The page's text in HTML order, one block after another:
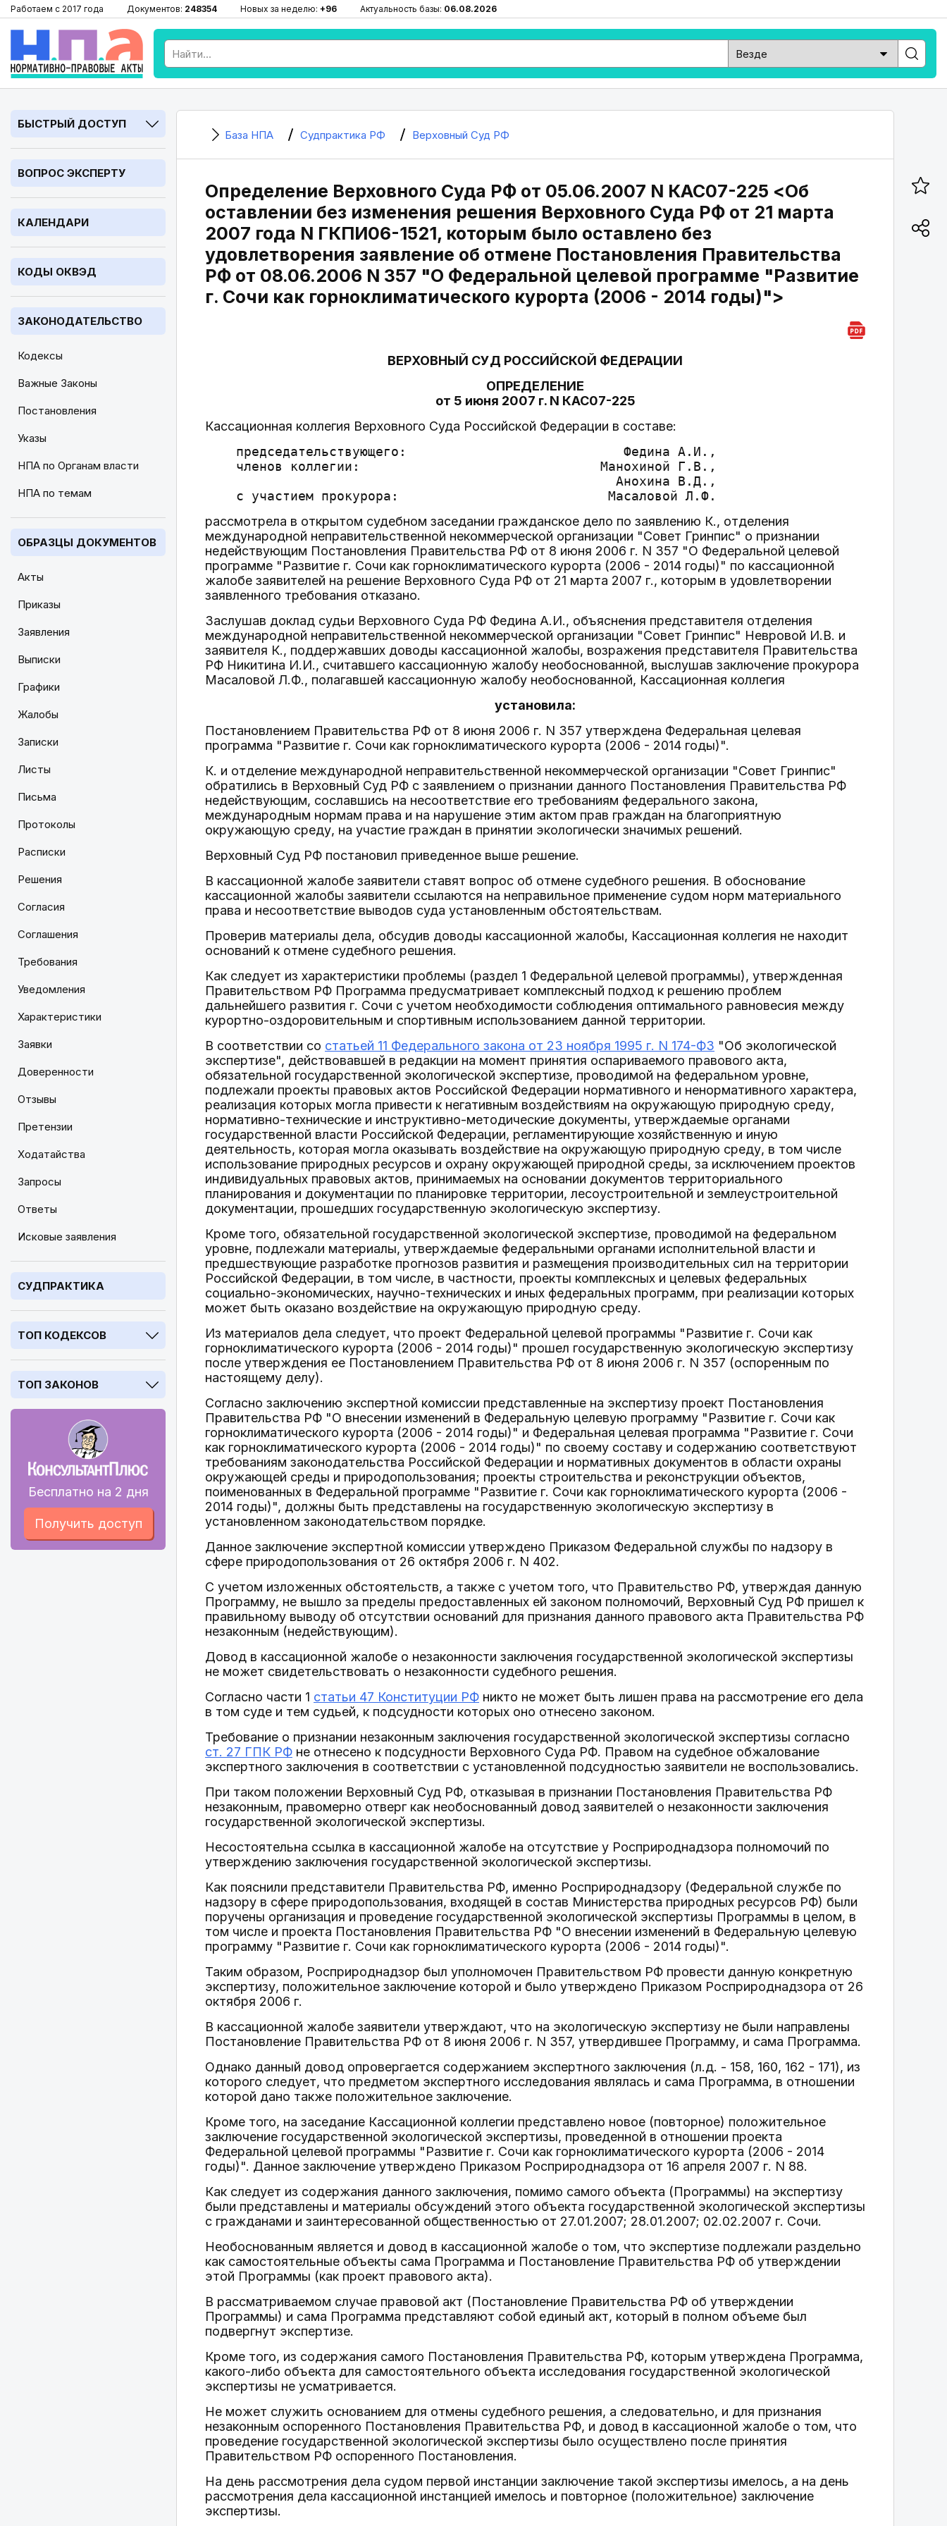
Работаем с 2017 года Документов: 248354 Новых за неделю: +96 Актуальность базы: 06.08.2026
БЫСТРЫЙ ДОСТУП
ВОПРОС ЭКСПЕРТУ
КАЛЕНДАРИ
КОДЫ ОКВЭД
ЗАКОНОДАТЕЛЬСТВО
Кодексы
Важные Законы
Постановления
Указы
НПА по Органам власти
НПА по темам
ОБРАЗЦЫ ДОКУМЕНТОВ
Акты
Приказы
Заявления
Выписки
Графики
Жалобы
Записки
Листы
Письма
Протоколы
Расписки
Решения
Согласия
Соглашения
Требования
Уведомления
Характеристики
Заявки
Доверенности
Отзывы
Претензии
Ходатайства
Запросы
Ответы
Исковые заявления
СУДПРАКТИКА
ТОП КОДЕКСОВ
ТОП ЗАКОНОВ
Бесплатно на 2 дня
Получить доступ
База НПА Судпрактика РФ Верховный Суд РФ
Определение Верховного Суда РФ от 05.06.2007 N КАС07-225 <Об
оставлении без изменения решения Верховного Суда РФ от 21 марта
2007 года N ГКПИ06-1521, которым было оставлено без
удовлетворения заявление об отмене Постановления Правительства
РФ от 08.06.2006 N 357 "О Федеральной целевой программе "Развитие
г. Сочи как горноклиматического курорта (2006 - 2014 годы)">
ВЕРХОВНЫЙ СУД РОССИЙСКОЙ ФЕДЕРАЦИИ
ОПРЕДЕЛЕНИЕ
от 5 июня 2007 г. N КАС07-225
Кассационная коллегия Верховного Суда Российской Федерации в составе:
    председательствующего:                            Федина А.И.,
    членов коллегии:                               Манохиной Г.В.,
                                                     Анохина В.Д.,
рассмотрела в открытом судебном заседании гражданское дело по заявлению К., отделения
международной неправительственной некоммерческой организации "Совет Гринпис" о признании
недействующим Постановления Правительства РФ от 8 июня 2006 г. N 357 "О Федеральной целевой
программе "Развитие г. Сочи как горноклиматического курорта (2006 - 2014 годы)" по кассационной
жалобе заявителей на решение Верховного Суда РФ от 21 марта 2007 г., которым в удовлетворении
заявленного требования отказано.
Заслушав доклад судьи Верховного Суда РФ Федина А.И., объяснения представителя отделения
международной неправительственной некоммерческой организации "Совет Гринпис" Невровой И.В. и
заявителя К., поддержавших доводы кассационной жалобы, возражения представителя Правительства
РФ Никитина И.И., считавшего кассационную жалобу необоснованной, выслушав заключение прокурора
Масаловой Л.Ф., полагавшей кассационную жалобу необоснованной, Кассационная коллегия
установила:
Постановлением Правительства РФ от 8 июня 2006 г. N 357 утверждена Федеральная целевая
программа "Развитие г. Сочи как горноклиматического курорта (2006 - 2014 годы)".
К. и отделение международной неправительственной некоммерческой организации "Совет Гринпис"
обратились в Верховный Суд РФ с заявлением о признании данного Постановления Правительства РФ
недействующим, сославшись на несоответствие его требованиям федерального закона,
международным нормам права и на нарушение этим актом прав граждан на благоприятную
окружающую среду, на участие граждан в принятии экологически значимых решений.
Верховный Суд РФ постановил приведенное выше решение.
В кассационной жалобе заявители ставят вопрос об отмене судебного решения. В обоснование
кассационной жалобы заявители ссылаются на неправильное применение судом норм материального
права и несоответствие выводов суда установленным обстоятельствам.
Проверив материалы дела, обсудив доводы кассационной жалобы, Кассационная коллегия не находит
оснований к отмене судебного решения.
Как следует из характеристики проблемы (раздел 1 Федеральной целевой программы), утвержденная
Правительством РФ Программа предусматривает комплексный подход к решению проблем
дальнейшего развития г. Сочи с учетом необходимости соблюдения оптимального равновесия между
курортно-оздоровительным и спортивным использованием данной территории.
В соответствии со статьей 11 Федерального закона от 23 ноября 1995 г. N 174-ФЗ "Об экологической
экспертизе", действовавшей в редакции на момент принятия оспариваемого правового акта,
обязательной государственной экологической экспертизе, проводимой на федеральном уровне,
подлежали проекты правовых актов Российской Федерации нормативного и ненормативного характера,
реализация которых могла привести к негативным воздействиям на окружающую природную среду,
нормативно-технические и инструктивно-методические документы, утверждаемые органами
государственной власти Российской Федерации, регламентирующие хозяйственную и иную
деятельность, которая могла оказывать воздействие на окружающую природную среду, в том числе
использование природных ресурсов и охрану окружающей природной среды, за исключением проектов
индивидуальных правовых актов, принимаемых на основании документов территориального
планирования и документации по планировке территории, лесоустроительной и землеустроительной
документации, прошедших государственную экологическую экспертизу.
Кроме того, обязательной государственной экологической экспертизе, проводимой на федеральном
уровне, подлежали материалы, утверждаемые федеральными органами исполнительной власти и
предшествующие разработке прогнозов развития и размещения производительных сил на территории
Российской Федерации, в том числе, в частности, проекты комплексных и целевых федеральных
социально-экономических, научно-технических и иных федеральных программ, при реализации которых
может быть оказано воздействие на окружающую природную среду.
Из материалов дела следует, что проект Федеральной целевой программы "Развитие г. Сочи как
горноклиматического курорта (2006 - 2014 годы)" прошел государственную экологическую экспертизу
после утверждения ее Постановлением Правительства РФ от 8 июня 2006 г. N 357 (оспоренным по
настоящему делу).
Согласно заключению экспертной комиссии представленные на экспертизу проект Постановления
Правительства РФ "О внесении изменений в Федеральную целевую программу "Развитие г. Сочи как
горноклиматического курорта (2006 - 2014 годы)" и Федеральная целевая программа "Развитие г. Сочи
как горноклиматического курорта (2006 - 2014 годы)" по своему составу и содержанию соответствуют
требованиям законодательства Российской Федерации и нормативных документов в области охраны
окружающей среды и природопользования; проекты строительства и реконструкции объектов,
поименованных в Федеральной программе "Развитие г. Сочи как горноклиматического курорта (2006 -
2014 годы)", должны быть представлены на государственную экологическую экспертизу в
установленном законодательством порядке.
Данное заключение экспертной комиссии утверждено Приказом Федеральной службы по надзору в
сфере природопользования от 26 октября 2006 г. N 402.
С учетом изложенных обстоятельств, а также с учетом того, что Правительство РФ, утверждая данную
Программу, не вышло за пределы предоставленных ей законом полномочий, Верховный Суд РФ пришел к
правильному выводу об отсутствии оснований для признания данного правового акта Правительства РФ
незаконным (недействующим).
Довод в кассационной жалобе о незаконности заключения государственной экологической экспертизы
не может свидетельствовать о незаконности судебного решения.
Согласно части 1 статьи 47 Конституции РФ никто не может быть лишен права на рассмотрение его дела
в том суде и тем судьей, к подсудности которых оно отнесено законом.
Требование о признании незаконным заключения государственной экологической экспертизы согласно
ст. 27 ГПК РФ не отнесено к подсудности Верховного Суда РФ. Правом на судебное обжалование
экспертного заключения в соответствии с установленной подсудностью заявители не воспользовались.
При таком положении Верховный Суд РФ, отказывая в признании Постановления Правительства РФ
незаконным, правомерно отверг как необоснованный довод заявителей о незаконности заключения
государственной экологической экспертизы.
Несостоятельна ссылка в кассационной жалобе на отсутствие у Росприроднадзора полномочий по
утверждению заключения государственной экологической экспертизы.
Как пояснили представители Правительства РФ, именно Росприроднадзору (Федеральной службе по
надзору в сфере природопользования, входящей в состав Министерства природных ресурсов РФ) были
поручены организация и проведение государственной экологической экспертизы Программы в целом, в
том числе и проекта Постановления Правительства РФ "О внесении изменений в Федеральную целевую
программу "Развитие г. Сочи как горноклиматического курорта (2006 - 2014 годы)".
Таким образом, Росприроднадзор был уполномочен Правительством РФ провести данную конкретную
экспертизу, положительное заключение которой и было утверждено Приказом Росприроднадзора от 26
октября 2006 г.
В кассационной жалобе заявители утверждают, что на экологическую экспертизу не были направлены
Постановление Правительства РФ от 8 июня 2006 г. N 357, утвердившее Программу, и сама Программа.
Однако данный довод опровергается содержанием экспертного заключения (л.д. - 158, 160, 162 - 171), из
которого следует, что предметом экспертного исследования являлась и сама Программа, в отношении
которой дано также положительное заключение.
Кроме того, на заседание Кассационной коллегии представлено новое (повторное) положительное
заключение государственной экологической экспертизы, проведенной в отношении проекта
Федеральной целевой программы "Развитие г. Сочи как горноклиматического курорта (2006 - 2014
годы)". Данное заключение утверждено Приказом Росприроднадзора от 16 апреля 2007 г. N 88.
Как следует из содержания данного заключения, помимо самого объекта (Программы) на экспертизу
были представлены и материалы обсуждений этого объекта государственной экологической экспертизы
с гражданами и заинтересованной общественностью от 27.01.2007; 28.01.2007; 02.02.2007 г. Сочи.
Необоснованным является и довод в кассационной жалобе о том, что экспертизе подлежали раздельно
как самостоятельные объекты сама Программа и Постановление Правительства РФ об утверждении
этой Программы (как проект правового акта).
В рассматриваемом случае правовой акт (Постановление Правительства РФ об утверждении
Программы) и сама Программа представляют собой единый акт, который в полном объеме был
подвергнут экспертизе.
Кроме того, из содержания самого Постановления Правительства РФ, которым утверждена Программа,
какого-либо объекта для самостоятельного объекта исследования государственной экологической
экспертизы не усматривается.
Не может служить основанием для отмены судебного решения, а следовательно, и для признания
незаконным оспоренного Постановления Правительства РФ, и довод в кассационной жалобе о том, что
проведение государственной экологической экспертизы было осуществлено после принятия
Правительством РФ оспоренного Постановления.
На день рассмотрения дела судом первой инстанции заключение такой экспертизы имелось, а на день
рассмотрения дела кассационной инстанцией имелось и повторное (положительное) заключение
экспертизы.